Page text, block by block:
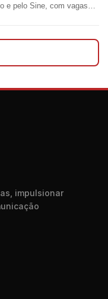
e pelo Sine, com vagas
impulsionar